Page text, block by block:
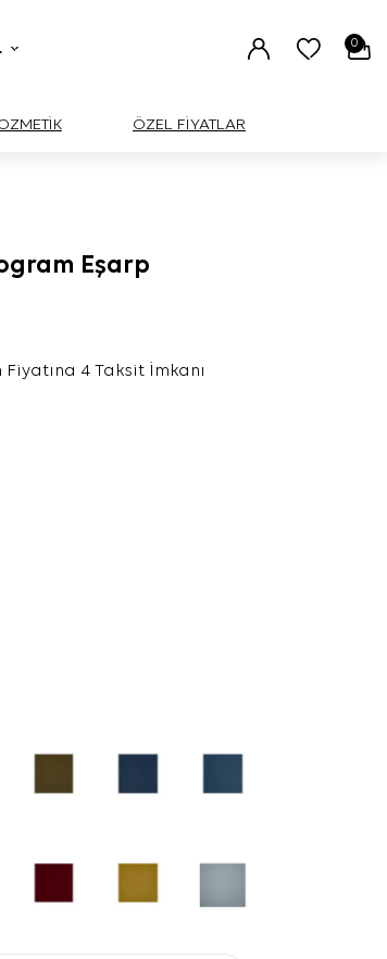
0
ÖZEL FİYATLAR
Eşarp
Fiyatına 4 Taksit İmkanı